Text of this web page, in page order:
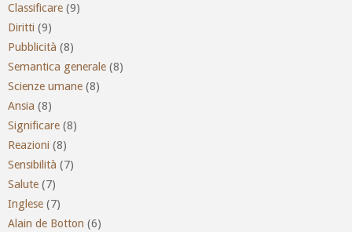
Classificare (9)
Diritti (9)
Pubblicità (8)
Semantica generale (8)
Scienze umane (8)
Ansia (8)
Significare (8)
Reazioni (8)
Sensibilità (7)
Salute (7)
Inglese (7)
Alain de Botton (6)